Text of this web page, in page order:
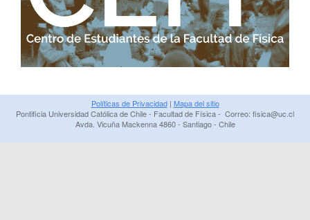
Políticas de Privacidad| Mapa del sitio
Pontificia Universidad Católica de Chile - Facultad de Física - Correo: fisica@uc.cl
Avda. Vicuña Mackenna 4860 - Santiago - Chile